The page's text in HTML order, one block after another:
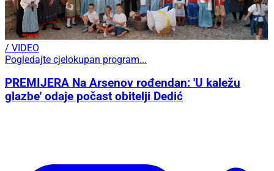
/ VIDEO
Pogledajte cjelokupan program...
PREMIJERA Na Arsenov rođendan: 'U kaležu
glazbe' odaje počast obitelji Dedić